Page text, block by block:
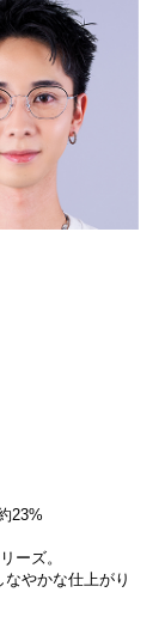
23%
ーズ。
やかな仕上がり